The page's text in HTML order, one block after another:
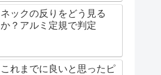
ネックの反りをどう見る
か？アルミ定規で判定
これまでに良いと思ったピ